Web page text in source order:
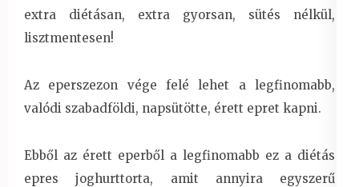
extra diétásan, extra gyorsan, sütés nélkül,
lisztmentesen!
Az eperszezon vége felé lehet a legfinomabb,
valódi szabadföldi, napsütötte, érett epret kapni.
Ebből az érett eperből a legfinomabb ez a diétás
epres joghurttorta, amit annyira egyszerű